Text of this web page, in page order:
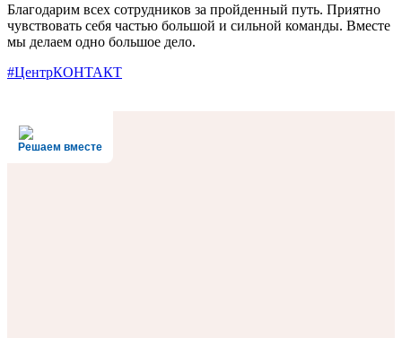
Благодарим всех сотрудников за пройденный путь. Приятно
чувствовать себя частью большой и сильной команды. Вместе
мы делаем одно большое дело.
#ЦентрКОНТАКТ
Решаем вместе